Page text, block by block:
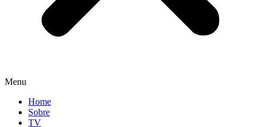
Menu
Home
Sobre
TV